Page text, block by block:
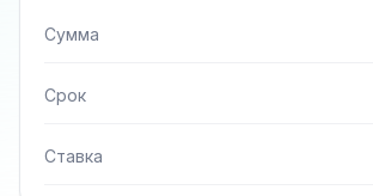
Сумма
Срок
Ставка